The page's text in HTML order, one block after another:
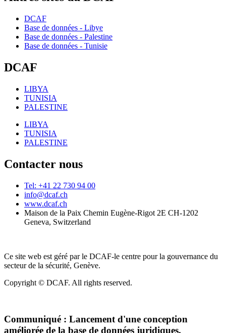
DCAF
Base de données - Libye
Base de données - Palestine
Base de données - Tunisie
DCAF
LIBYA
TUNISIA
PALESTINE
LIBYA
TUNISIA
PALESTINE
Contacter nous
Tel: +41 22 730 94 00
info@dcaf.ch
www.dcaf.ch
Maison de la Paix Chemin Eugène-Rigot 2E CH-1202
Geneva, Switzerland
Ce site web est géré par le DCAF-le centre pour la gouvernance du
secteur de la sécurité, Genève.
Copyright © DCAF. All rights reserved.
Communiqué : Lancement d'une conception
améliorée de la base de données juridiques.